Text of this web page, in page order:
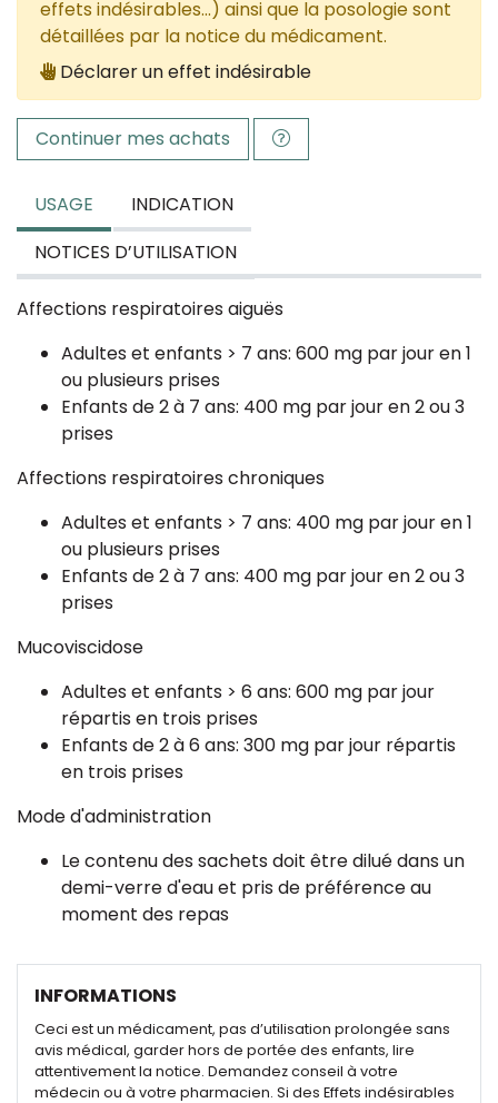
effets indésirables...) ainsi que la posologie sont
détaillées par la notice du médicament.
Déclarer un effet indésirable
Continuer mes achats
USAGE
INDICATION
NOTICES D’UTILISATION
Affections respiratoires aiguës
Adultes et enfants > 7 ans: 600 mg par jour en 1
ou plusieurs prises
Enfants de 2 à 7 ans: 400 mg par jour en 2 ou 3
prises
Affections respiratoires chroniques
Adultes et enfants > 7 ans: 400 mg par jour en 1
ou plusieurs prises
Enfants de 2 à 7 ans: 400 mg par jour en 2 ou 3
prises
Mucoviscidose
Adultes et enfants > 6 ans: 600 mg par jour
répartis en trois prises
Enfants de 2 à 6 ans: 300 mg par jour répartis
en trois prises
Mode d'administration
Le contenu des sachets doit être dilué dans un
demi-verre d'eau et pris de préférence au
moment des repas
INFORMATIONS
Ceci est un médicament, pas d’utilisation prolongée sans
avis médical, garder hors de portée des enfants, lire
attentivement la notice. Demandez conseil à votre
médecin ou à votre pharmacien. Si des Effets indésirables